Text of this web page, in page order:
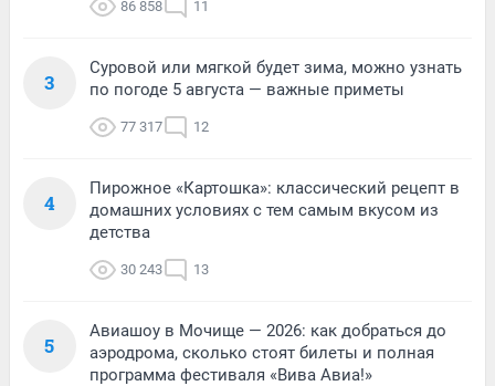
86 858 11
3
Суровой или мягкой будет зима, можно узнать
по погоде 5 августа — важные приметы
77 317 12
4
Пирожное «Картошка»: классический рецепт в
домашних условиях с тем самым вкусом из
детства
30 243 13
5
Авиашоу в Мочище — 2026: как добраться до
аэродрома, сколько стоят билеты и полная
программа фестиваля «Вива Авиа!»